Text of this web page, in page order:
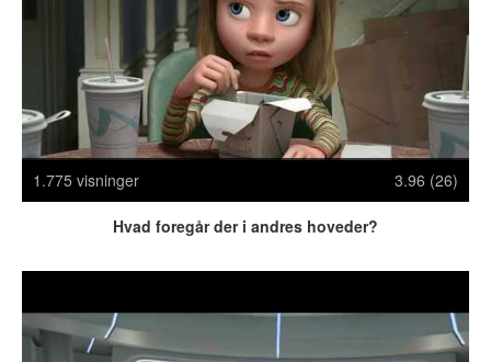
Memes
Mennesker
Nasty Shit!
Owned & Fail!
Rage Face
SMS & Autocorrect
Tattoos
Tegninger
Mest delte
Mest omtalte
1.775 visninger 3.96 (26)
Hvad foregår der i andres hoveder?